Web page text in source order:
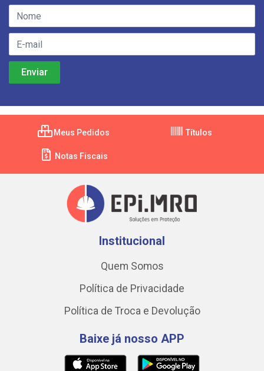
Meus Pedidos Títulos
Notas Fiscais
Institucional
Quem Somos
Política de Privacidade
Política de Troca e Devolução
Baixe já nosso APP